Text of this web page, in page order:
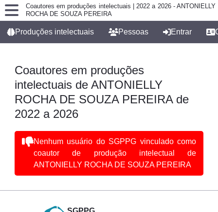
Coautores em produções intelectuais | 2022 a 2026 - ANTONIELLY
ROCHA DE SOUZA PEREIRA
Produções intelectuais Pessoas Entrar
Coautores em produções
intelectuais de ANTONIELLY
ROCHA DE SOUZA PEREIRA de
2022 a 2026
Nenhum usuário do SGPPG vinculado como
coautor de produção intelectual de
ANTONIELLY ROCHA DE SOUZA PEREIRA